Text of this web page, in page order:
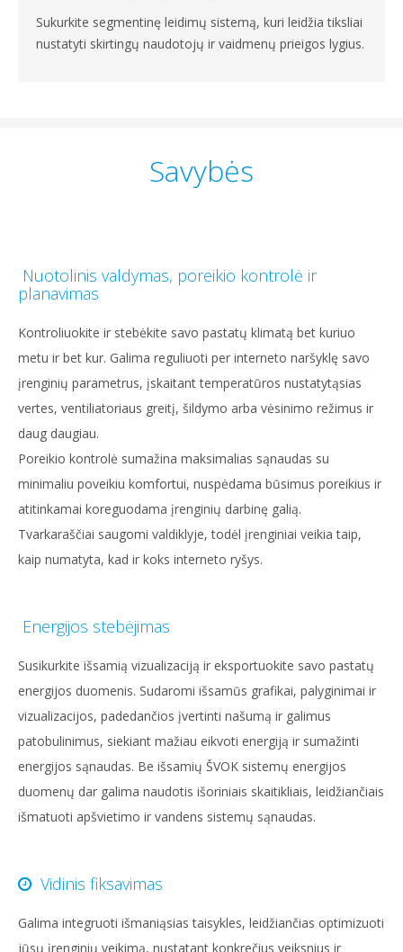
Sukurkite segmentinę leidimų sistemą, kuri leidžia tiksliai
nustatyti skirtingų naudotojų ir vaidmenų prieigos lygius.
Savybės
Nuotolinis valdymas, poreikio kontrolė ir
planavimas
Kontroliuokite ir stebėkite savo pastatų klimatą bet kuriuo
metu ir bet kur. Galima reguliuoti per interneto naršyklę savo
įrenginių parametrus, įskaitant temperatūros nustatytąsias
vertes, ventiliatoriaus greitį, šildymo arba vėsinimo režimus ir
daug daugiau.
Poreikio kontrolė sumažina maksimalias sąnaudas su
minimaliu poveikiu komfortui, nuspėdama būsimus poreikius ir
atitinkamai koreguodama įrenginių darbinę galią.
Tvarkaraščiai saugomi valdiklyje, todėl įrenginiai veikia taip,
kaip numatyta, kad ir koks interneto ryšys.
Energijos stebėjimas
Susikurkite išsamią vizualizaciją ir eksportuokite savo pastatų
energijos duomenis. Sudaromi išsamūs grafikai, palyginimai ir
vizualizacijos, padedančios įvertinti našumą ir galimus
patobulinimus, siekiant mažiau eikvoti energiją ir sumažinti
energijos sąnaudas. Be išsamių ŠVOK sistemų energijos
duomenų dar galima naudotis išoriniais skaitikliais, leidžiančiais
išmatuoti apšvietimo ir vandens sistemų sąnaudas.
Vidinis fiksavimas
Galima integruoti išmaniąsias taisykles, leidžiančias optimizuoti
jūsų įrenginių veikimą, nustatant konkrečius veiksnius ir